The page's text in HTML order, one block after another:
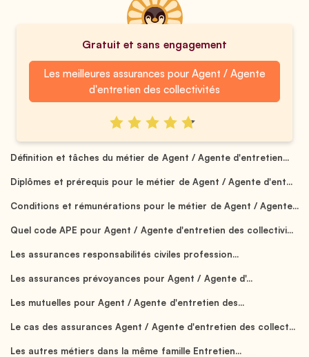
Gratuit et sans engagement
Les meilleures assurances pour Agent / Agente
d'entretien des collectivités
Définition et tâches du métier de Agent / Agente d'entretien...
Diplômes et prérequis pour le métier de Agent / Agente d'ent...
Conditions et rémunérations pour le métier de Agent / Agente...
Quel code APE pour Agent / Agente d'entretien des collectivi...
Les assurances responsabilités civiles profession...
Les assurances prévoyances pour Agent / Agente d'...
Les mutuelles pour Agent / Agente d'entretien des...
Le cas des assurances Agent / Agente d'entretien des collect...
Les autres métiers dans la même famille Entretien...